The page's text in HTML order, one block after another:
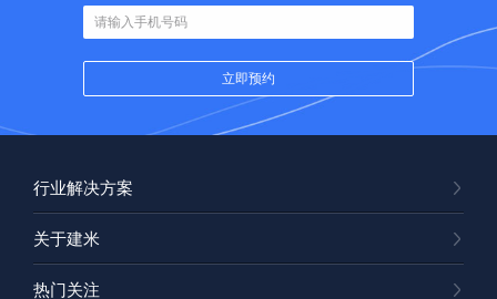
行业解决方案
关于建米
热门关注